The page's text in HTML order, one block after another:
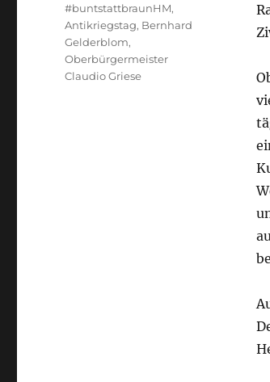
Schlagwörter
#buntstattbraunHM,
Antikriegstag, Bernhard
Gelderblom,
Oberbürgermeister
Claudio Griese